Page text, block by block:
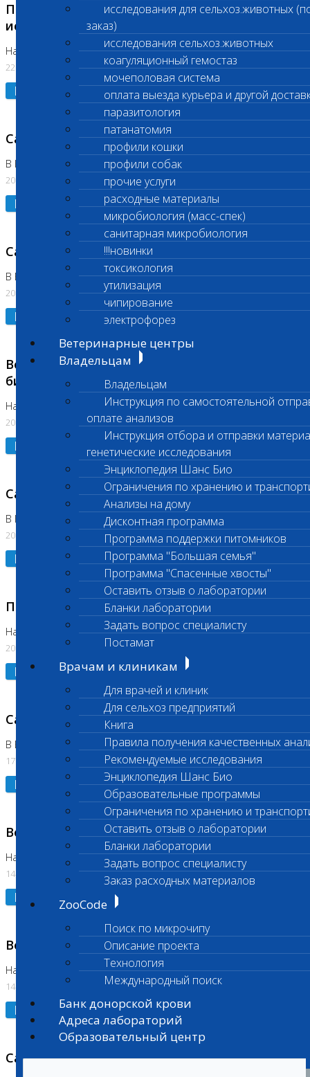
исследования для сельхоз.животных
заказ)
исследования сельхоз.животных
коагуляционный гемостаз
мочеполовая система
оплата выезда курьера и другой
паразитология
патанатомия
профили кошки
профили собак
прочие услуги
расходные материалы
микробиология (масс-спек)
санитарная микробиология
!!!новинки
токсикология
утилизация
чипирование
электрофорез
Ветеринарные центры
Владельцам
Владельцам
Инструкция по самостоятельной
оплате анализов
Инструкция отбора и отправки
генетические исследования
Энциклопедия Шанс Био
Ограничения по хранению и
Анализы на дому
Дисконтная программа
Программа поддержки питомников
Программа "Большая семья"
Программа "Спасенные хвосты"
Оставить отзыв о лаборатории
Бланки лаборатории
Задать вопрос специалисту
Постамат
Врачам и клиникам
Для врачей и клиник
Для сельхоз предприятий
Книга
Правила получения качественных
Рекомендуемые исследования
Энциклопедия Шанс Био
Образовательные программы
Ограничения по хранению и
Оставить отзыв о лаборатории
Бланки лаборатории
Задать вопрос специалисту
Заказ расходных материалов
ZooCode
Поиск по микрочипу
Описание проекта
Технология
Международный поиск
Банк донорской крови
Адреса лабораторий
Образовательный центр
Приостановлено выполнение биохимических
исследований
На Нагорной. Код ( 123,310,309)
22.07.2026
Подробнее
Санитарные дни
В Коломне 24.07.2026 и 28.07.2026
20.07.2026
Подробнее
Санитарный день
В Бутово 21.07.2026
20.07.2026
Подробнее
Возобновлено выполнение срочных
биохимических исследований
На Нагорной
20.07.2026
Подробнее
Санитарный день
В Коломне 20.07.2026
20.07.2026
Подробнее
Приостановлено выполнение исследования
На Нагорной
20.07.2026
Подробнее
Санитарный день
В Бутово
17.07.2026
Подробнее
Возобновлено выполнение исследования
На Нагорной (Код 961, 962)
14.07.2026
Подробнее
Возобновлено выполнение исследования
На Нагорной (Код 157)
14.07.2026
Подробнее
Санитарный день